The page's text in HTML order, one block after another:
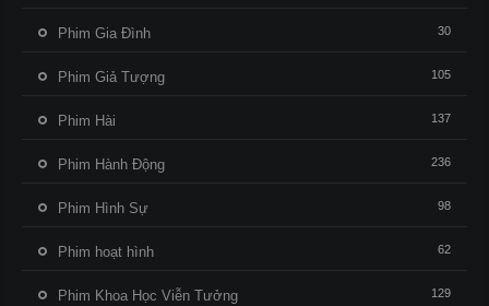
Phim Gia Đình 30
Phim Giả Tượng 105
Phim Hài 137
Phim Hành Động 236
Phim Hình Sự 98
Phim hoạt hình 62
Phim Khoa Học Viễn Tưởng 129